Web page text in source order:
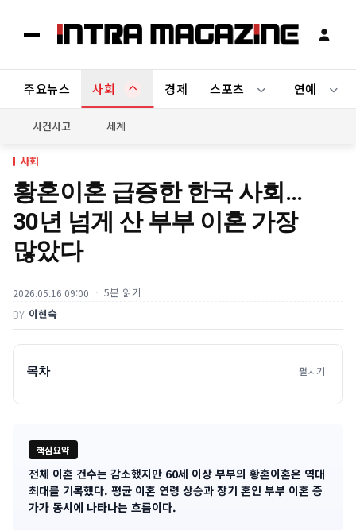
주요뉴스 사회 경제 스포츠 연예
사건사고 세계
사회
황혼이혼 급증한 한국 사회…
30년 넘게 산 부부 이혼 가장
많았다
2026.05.16 09:00 5분 읽기
BY 이현숙
목차 펼치기
핵심요약
기
사
전체 이혼 건수는 감소했지만 60세 이상 부부의 황혼이혼은 역대
최대를 기록했다. 평균 이혼 연령 상승과 장기 혼인 부부 이혼 증
가가 동시에 나타나는 흐름이다.